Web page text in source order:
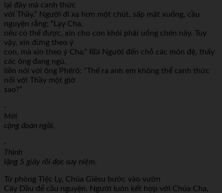
lại đây mà canh thức
với Thầy.” Người đi xa hơn một chút, sấp mặt xuống, cầu
nguyện rằng: “Lạy Cha,
nếu có thể được, xin cho con khỏi phải uống chén này. Tuy
vậy, xin đừng theo ý
con, mà xin theo ý Cha.” Rồi Người đến chỗ các môn đệ, thấy
các ông đang ngủ,
liền nói với ông Phêrô: “Thế ra anh em không thể canh thức
nổi với Thầy một giờ
sao?”
·
Mời
cộng đoàn ngồi.
·
Thinh
lặng 5 giây rồi đọc suy niệm.
Từ phòng Tiệc Ly, Chúa Giêsu bước vào vườn
Cây Dầu để cầu nguyện. Người luôn kết hợp với Chúa Cha,